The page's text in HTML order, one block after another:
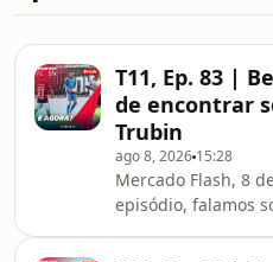
T11, Ep. 83 |
de encontrar
Trubin
ago 8, 2026 15:28
Mercado Flash, 8
episódio, falamos